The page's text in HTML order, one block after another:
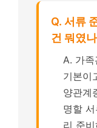
Q. 서류
건 뭐였
A. 가족
기본이
양관계
명할
리 준